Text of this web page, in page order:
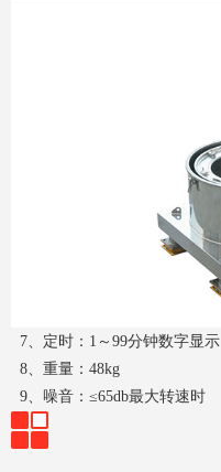
7、定时：1～99分钟数字显示
8、重量：48kg
9、噪音：≤65db最大转速时